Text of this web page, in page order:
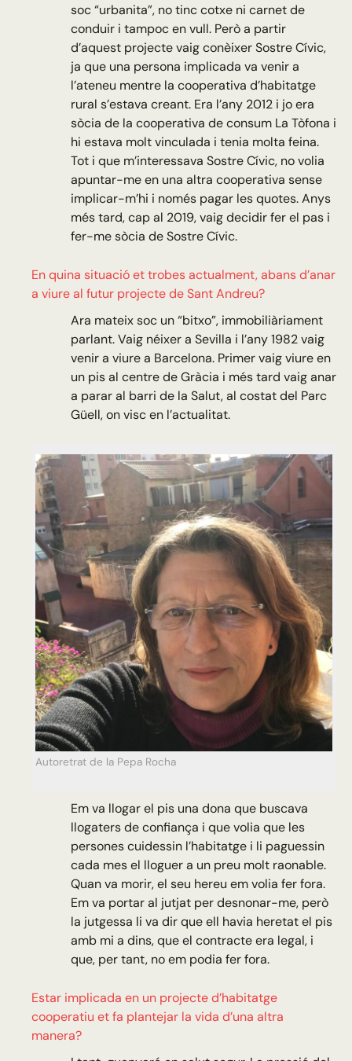
soc “urbanita”, no tinc cotxe ni carnet de
conduir i tampoc en vull. Però a partir
d’aquest projecte vaig conèixer Sostre Cívic,
ja que una persona implicada va venir a
l’ateneu mentre la cooperativa d’habitatge
rural s’estava creant. Era l’any 2012 i jo era
sòcia de la cooperativa de consum La Tòfona i
hi estava molt vinculada i tenia molta feina.
Tot i que m’interessava Sostre Cívic, no volia
apuntar-me en una altra cooperativa sense
implicar-m’hi i només pagar les quotes. Anys
més tard, cap al 2019, vaig decidir fer el pas i
fer-me sòcia de Sostre Cívic.
En quina situació et trobes actualment, abans d’anar
a viure al futur projecte de Sant Andreu?
Ara mateix soc un “bitxo”, immobiliàriament
parlant. Vaig néixer a Sevilla i l’any 1982 vaig
venir a viure a Barcelona. Primer vaig viure en
un pis al centre de Gràcia i més tard vaig anar
a parar al barri de la Salut, al costat del Parc
Güell, on visc en l’actualitat.
Autoretrat de la Pepa Rocha
Em va llogar el pis una dona que buscava
llogaters de confiança i que volia que les
persones cuidessin l’habitatge i li paguessin
cada mes el lloguer a un preu molt raonable.
Quan va morir, el seu hereu em volia fer fora.
Em va portar al jutjat per desnonar-me, però
la jutgessa li va dir que ell havia heretat el pis
amb mi a dins, que el contracte era legal, i
que, per tant, no em podia fer fora.
Estar implicada en un projecte d’habitatge
cooperatiu et fa plantejar la vida d’una altra
manera?